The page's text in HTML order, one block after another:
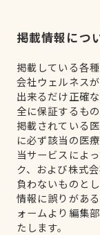
掲載情報につ
掲載している各
会社ウェルネス
出来るだけ正確
全に保証するも
掲載されている
に必ず該当の医
当サービスによ
ク、および株式
負わないものとし
情報に誤りがあ
ォームより編集
たします。